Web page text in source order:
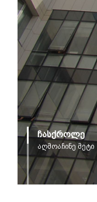
ჩასქროლე
აღმოაჩინე მეტი